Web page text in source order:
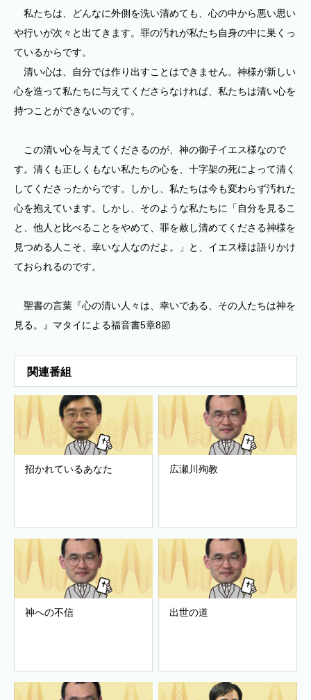
私たちは、どんなに外側を洗い清めても、心の中から悪い思い
や行いが次々と出てきます。罪の汚れが私たち自身の中に巣くっ
ているからです。
清い心は、自分では作り出すことはできません。神様が新しい
心を造って私たちに与えてくださらなければ、私たちは清い心を
持つことができないのです。
この清い心を与えてくださるのが、神の御子イエス様なので
す。清くも正しくもない私たちの心を、十字架の死によって清く
してくださったからです。しかし、私たちは今も変わらず汚れた
心を抱えています。しかし、そのような私たちに「自分を見るこ
と、他人と比べることをやめて、罪を赦し清めてくださる神様を
見つめる人こそ、幸いな人なのだよ。」と、イエス様は語りかけ
ておられるのです。
聖書の言葉『心の清い人々は、幸いである、その人たちは神を
見る。』マタイによる福音書5章8節
関連番組
招かれているあなた 広瀬川殉教
神への不信 出世の道